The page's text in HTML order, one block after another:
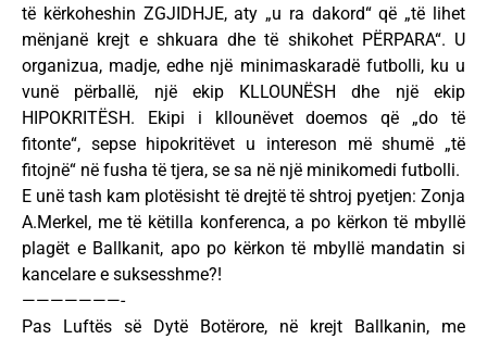
të kërkoheshin ZGJIDHJE, aty „u ra dakord“ që „të lihet
mënjanë krejt e shkuara dhe të shikohet PËRPARA“. U
organizua, madje, edhe një minimaskaradë futbolli, ku u
vunë përballë, një ekip KLLOUNËSH dhe një ekip
HIPOKRITËSH. Ekipi i kllounëvet doemos që „do të
fitonte“, sepse hipokritëvet u intereson më shumë „të
fitojnë“ në fusha të tjera, se sa në një minikomedi futbolli.
E unë tash kam plotësisht të drejtë të shtroj pyetjen: Zonja
A.Merkel, me të këtilla konferenca, a po kërkon të mbyllë
plagët e Ballkanit, apo po kërkon të mbyllë mandatin si
kancelare e suksesshme?!
———————-
Pas Luftës së Dytë Botërore, në krejt Ballkanin, me